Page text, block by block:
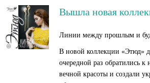
Вышла новая
Линии между прошлым и
В новой коллекции «Этюд»
очередной раз обратились к
вечной красоты и создали